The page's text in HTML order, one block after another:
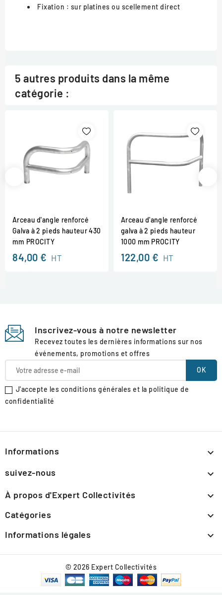
Fixation : sur platines ou scellement direct
5 autres produits dans la même
catégorie :
Arceau d'angle renforcé
Galva à 2 pieds hauteur 430
mm PROCITY
84,00 € HT
Arceau d'angle renforcé
galva à 2 pieds hauteur
1000 mm PROCITY
122,00 € HT
Inscrivez-vous à notre newsletter
Recevez toutes les dernières informations sur nos
événements, promotions et offres
J'accepte les conditions générales et la politique de
confidentialité
Informations 
suivez-nous 
À propos d'Expert Collectivités 
Catégories 
Informations légales 
© 2026 Expert Collectivités